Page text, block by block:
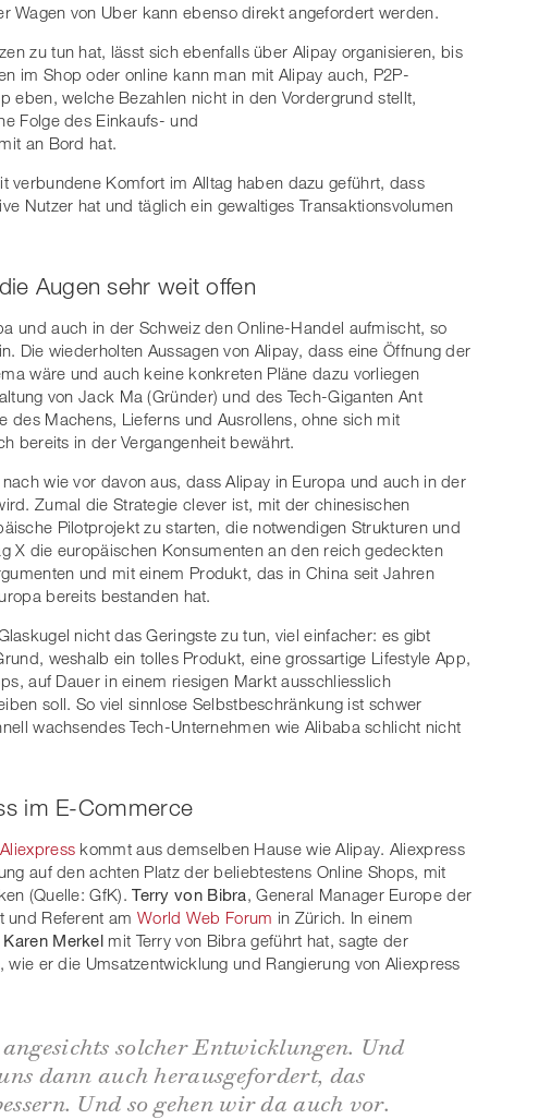
Wagen von Uber kann ebenso direkt angefordert werden.
zu tun hat, lässt sich ebenfalls über Alipay organisieren, bis
im Shop oder online kann man mit Alipay auch, P2P-
eben, welche Bezahlen nicht in den Vordergrund stellt,
Folge des Einkaufs- und
an Bord hat.
verbundene Komfort im Alltag haben dazu geführt, dass
Nutzer hat und täglich ein gewaltiges Transaktionsvolumen
Augen sehr weit offen
und auch in der Schweiz den Online-Handel aufmischt, so
Die wiederholten Aussagen von Alipay, dass eine Öffnung der
wäre und auch keine konkreten Pläne dazu vorliegen
von Jack Ma (Gründer) und des Tech-Giganten Ant
des Machens, Lieferns und Ausrollens, ohne sich mit
bereits in der Vergangenheit bewährt.
wie vor davon aus, dass Alipay in Europa und auch in der
Zumal die Strategie clever ist, mit der chinesischen
Pilotprojekt zu starten, die notwendigen Strukturen und
X die europäischen Konsumenten an den reich gedeckten
und mit einem Produkt, das in China seit Jahren
bereits bestanden hat.
nicht das Geringste zu tun, viel einfacher: es gibt
weshalb ein tolles Produkt, eine grossartige Lifestyle App,
auf Dauer in einem riesigen Markt ausschliesslich
soll. So viel sinnlose Selbstbeschränkung ist schwer
wachsendes Tech-Unternehmen wie Alibaba schlicht nicht
im E-Commerce
Aliexpress kommt aus demselben Hause wie Alipay. Aliexpress
auf den achten Platz der beliebtestens Online Shops, mit
(Quelle: GfK).Terry von Bibra, General Manager Europe der
und Referent am World Web Forum in Zürich. In einem
Karen Merkel mit Terry von Bibra geführt hat, sagte der
er die Umsatzentwicklung und Rangierung von Aliexpress
solcher Entwicklungen. Und
dann auch herausgefordert, das
Und so gehen wir da auch vor.